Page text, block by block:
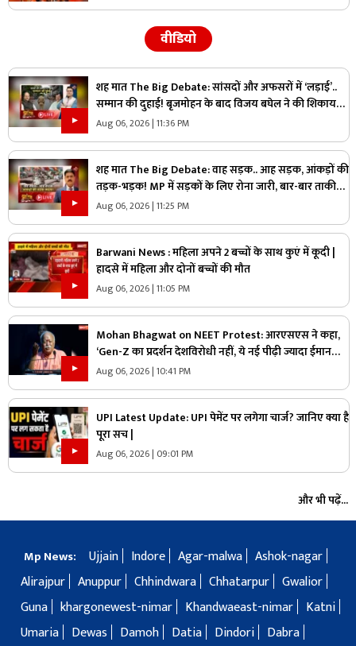
वीडियो
शह मात The Big Debate: सांसदों और अफसरों में ‘लड़ाई’..
सम्मान की दुहाई! बृजमोहन के बाद विजय बघेल ने की शिकायत,
जानिए राज्य का मामला आखिर संसद तक क्यों पहुंचा?
Aug 06, 2026 | 11:36 PM
शह मात The Big Debate: वाह सड़क.. आह सड़क, आंकड़ों की
तड़क-भड़क! MP में सड़कों के लिए रोना जारी, बार-बार ताकीद
के बाद भी क्यों नहीं सुधरे हालात
Aug 06, 2026 | 11:25 PM
Barwani News : महिला अपने 2 बच्चों के साथ कुएं में कूदी |
हादसे में महिला और दोनों बच्चों की मौत
Aug 06, 2026 | 11:05 PM
Mohan Bhagwat on NEET Protest: आरएसएस ने कहा,
‘Gen-Z का प्रदर्शन देशविरोधी नहीं, ये नई पीढ़ी ज्यादा ईमानदार
है’.. पढ़ें मोहन भागवत NEET प्रोटेस्ट पर और क्या कहा
Aug 06, 2026 | 10:41 PM
UPI Latest Update: UPI पेमेंट पर लगेगा चार्ज? जानिए क्या है
पूरा सच |
Aug 06, 2026 | 09:01 PM
और भी पढ़ें...
Mp News: Ujjain Indore Agar-malwa Ashok-nagar
Alirajpur Anuppur Chhindwara Chhatarpur Gwalior
Guna khargonewest-nimar Khandwaeast-nimar
Katni
Umaria
Dewas Damoh Datia Dindori
Dabra